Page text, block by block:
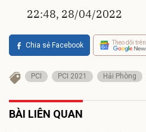
22:48, 28/04/2022
Chia sẻ Facebook Theo dõi trên
PCI PCI 2021 Hải Phòng
BÀI LIÊN QUAN